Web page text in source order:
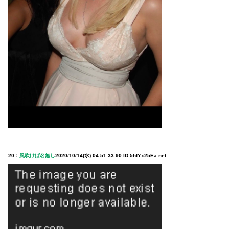
20： 風吹けば名無し2020/10/14(水) 04:51:33.90 ID:5hfYx25Ea.net